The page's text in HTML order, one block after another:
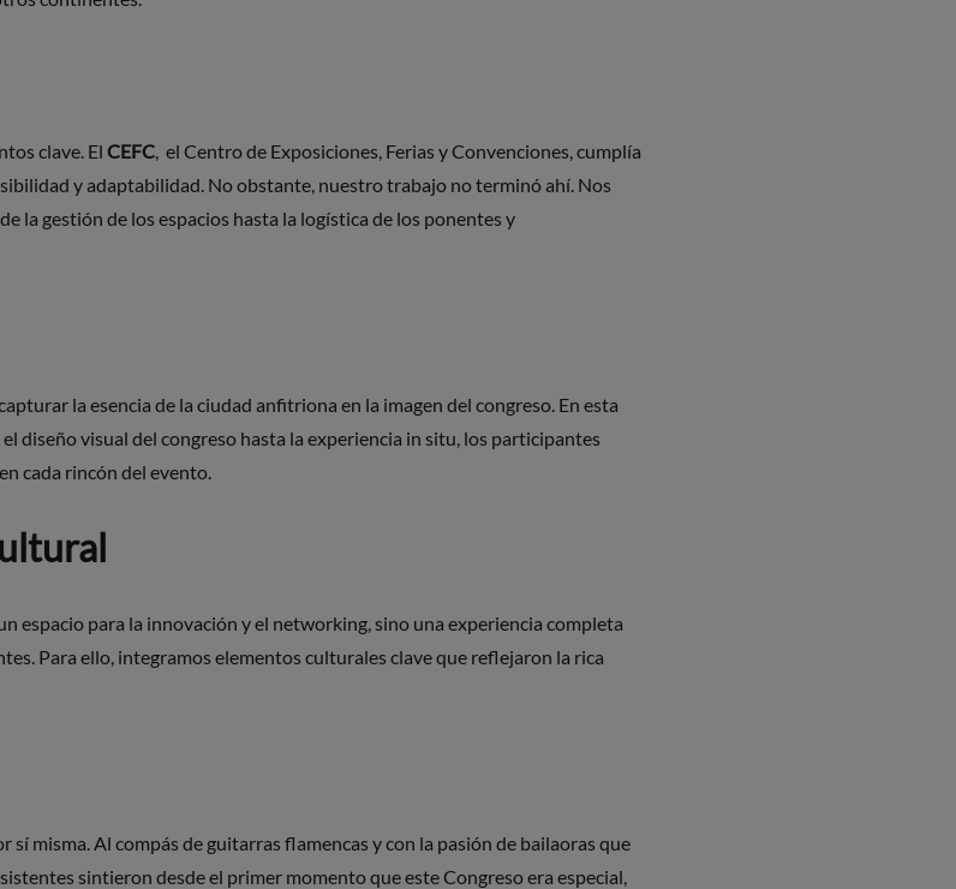
clave. El CEFC, el Centro de Exposiciones, Ferias y Convenciones, cumplía
y adaptabilidad. No obstante, nuestro trabajo no terminó ahí. Nos
la gestión de los espacios hasta la logística de los ponentes y
la esencia de la ciudad anfitriona en la imagen del congreso. En esta
diseño visual del congreso hasta la experiencia in situ, los participantes
cada rincón del evento.
espacio para la innovación y el networking, sino una experiencia completa
Para ello, integramos elementos culturales clave que reflejaron la rica
sí misma. Al compás de guitarras flamencas y con la pasión de bailaoras que
sintieron desde el primer momento que este Congreso era especial,